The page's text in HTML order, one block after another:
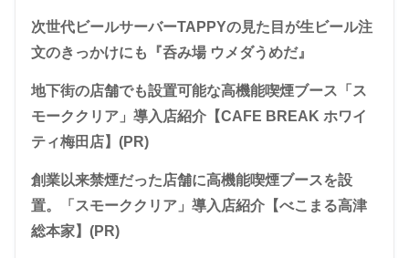
次世代ビールサーバーTAPPYの見た目が生ビール注
文のきっかけにも『呑み場 ウメダうめだ』
地下街の店舗でも設置可能な高機能喫煙ブース「ス
モーククリア」導入店紹介【CAFE BREAK ホワイ
ティ梅田店】(PR)
創業以来禁煙だった店舗に高機能喫煙ブースを設
置。「スモーククリア」導入店紹介【べこまる高津
総本家】(PR)